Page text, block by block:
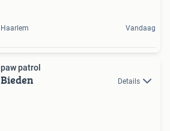
Haarlem Vandaag
paw patrol
Bieden Details